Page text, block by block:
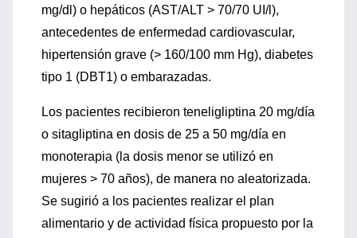
mg/dl) o hepáticos (AST/ALT > 70/70 UI/l),
antecedentes de enfermedad cardiovascular,
hipertensión grave (> 160/100 mm Hg), diabetes
tipo 1 (DBT1) o embarazadas.
Los pacientes recibieron teneligliptina 20 mg/día
o sitagliptina en dosis de 25 a 50 mg/día en
monoterapia (la dosis menor se utilizó en
mujeres > 70 años), de manera no aleatorizada.
Se sugirió a los pacientes realizar el plan
alimentario y de actividad física propuesto por la